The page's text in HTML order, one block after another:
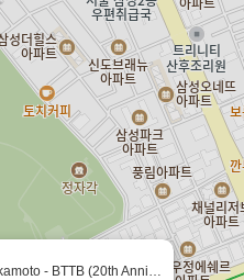
류이치 사카모토 Ryuichi Sakamoto - BTTB (20th Anniversary Edition 2LP)
며, 수집 분류된 정보 및 각 상품 거래
보, 판매 여부 등은 각 상품판매 당사자
with
sveltekit &django